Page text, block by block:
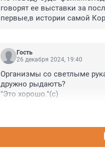
говорят ее выставки за
первые,в истории самой
Гость
26 декабря 2024, 19:40
Организмы со светлыме
дружно рыдаютъ?
"Это хорошо."(с)